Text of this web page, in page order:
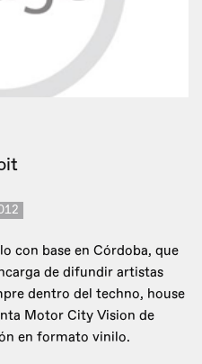
con base en Córdoba, que
de difundir artistas
dentro del techno, house
Motor City Vision de
en formato vinilo.